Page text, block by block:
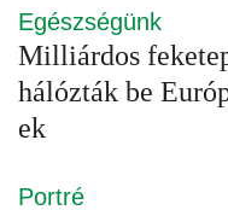
Egészségünk
Milliárdos
hálózták be
ek
Portré